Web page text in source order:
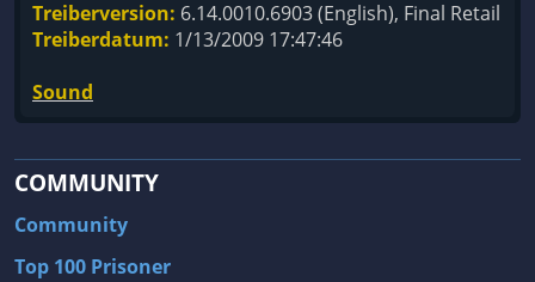
Treiberversion: 6.14.0010.6903 (English), Final Retail
Treiberdatum: 1/13/2009 17:47:46
Sound
COMMUNITY
Community
Top 100 Prisoner